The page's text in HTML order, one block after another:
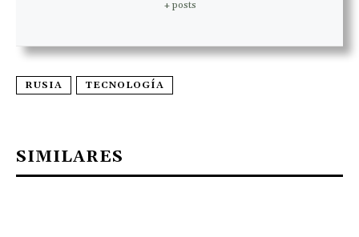
+ posts
RUSIA TECNOLOGÍA
SIMILARES